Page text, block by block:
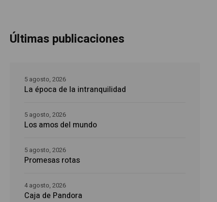
Últimas publicaciones
La época de la intranquilidad
5 agosto, 2026
Los amos del mundo
5 agosto, 2026
Promesas rotas
5 agosto, 2026
Caja de Pandora
4 agosto, 2026